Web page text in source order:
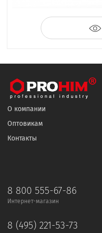
О компании
Оптовикам
Контакты
8 800 555-67-86
Интернет-магазин
8 (495) 221-53-73